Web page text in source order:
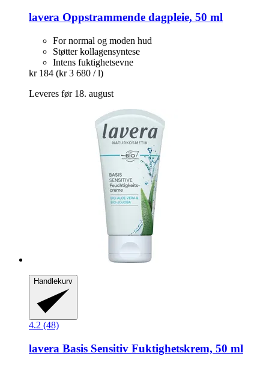
lavera Oppstrammende dagpleie, 50 ml
For normal og moden hud
Støtter kollagensyntese
Intens fuktighetsevne
kr 184 (kr 3 680 / l)
Leveres før 18. august
Handlekurv
4.2 (48)
lavera Basis Sensitiv Fuktighetskrem, 50 ml